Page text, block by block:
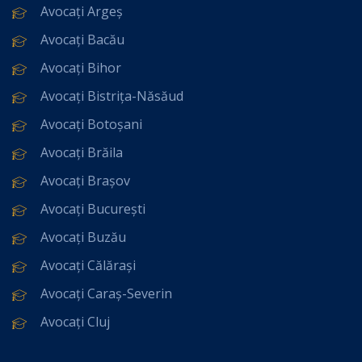
Avocați Argeș
Avocați Bacău
Avocați Bihor
Avocați Bistrița-Năsăud
Avocați Botoșani
Avocați Brăila
Avocați Brașov
Avocați București
Avocați Buzău
Avocați Călărași
Avocați Caraș-Severin
Avocați Cluj